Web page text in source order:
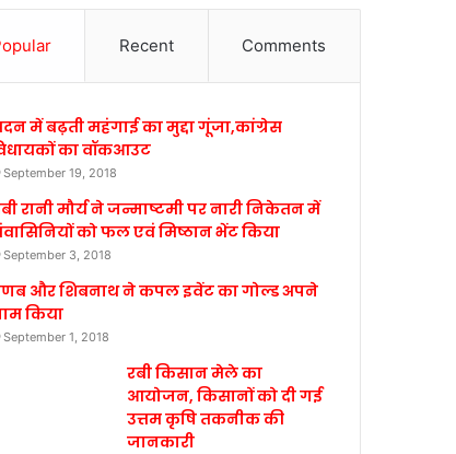
Recent Comments
में बढ़ती महंगाई का मुद्दा गूंजा,कांग्रेस
का वॉकआउट
September 19, 2018
रानी मौर्य ने जन्माष्टमी पर नारी निकेतन में
को फल एवं मिष्ठान भेंट किया
September 3, 2018
और शिबनाथ ने कपल इवेंट का गोल्ड अपने
किया
September 1, 2018
रबी किसान मेले का
आयोजन, किसानों को दी गई
उत्तम कृषि तकनीक की
जानकारी